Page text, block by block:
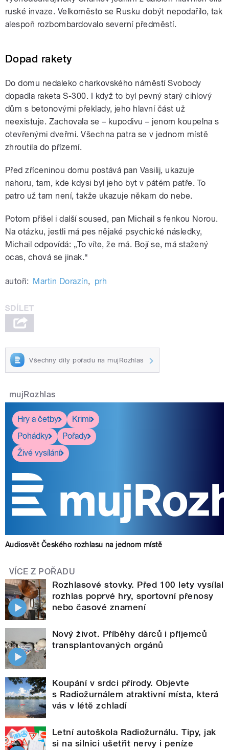
ruské invaze. Velkoměsto se Rusku dobýt nepodařilo, tak
alespoň rozbombardovalo severní předměstí.
Dopad rakety
Do domu nedaleko charkovského náměstí Svobody
dopadla raketa S-300. I když to byl pevný starý cihlový
dům s betonovými překlady, jeho hlavní část už
neexistuje. Zachovala se – kupodivu – jenom koupelna s
otevřenými dveřmi. Všechna patra se v jednom místě
zhroutila do přízemí.
Před zříceninou domu postává pan Vasilij, ukazuje
nahoru, tam, kde kdysi byl jeho byt v pátém patře. To
patro už tam není, takže ukazuje někam do nebe.
Potom přišel i další soused, pan Michail s fenkou Norou.
Na otázku, jestli má pes nějaké psychické následky,
Michail odpovídá: „To víte, že má. Bojí se, má stažený
ocas, chová se jinak.“
autoři: Martin Dorazín, prh
Všechny díly pořadu na mujRozhlas
mujRozhlas
Hry a četby
Krimi
Pohádky
Pořady
Živé vysílání
Audiosvět Českého rozhlasu na jednom místě
VÍCE Z POŘADU
Rozhlasové stovky. Před 100 lety vysílal
rozhlas poprvé hry, sportovní přenosy
nebo časové znamení
Nový život. Příběhy dárců i příjemců
transplantovaných orgánů
Koupání v srdci přírody. Objevte
s Radiožurnálem atraktivní místa, která
vás v létě zchladí
Letní autoškola Radiožurnálu. Tipy, jak
si na silnici ušetřit nervy i peníze